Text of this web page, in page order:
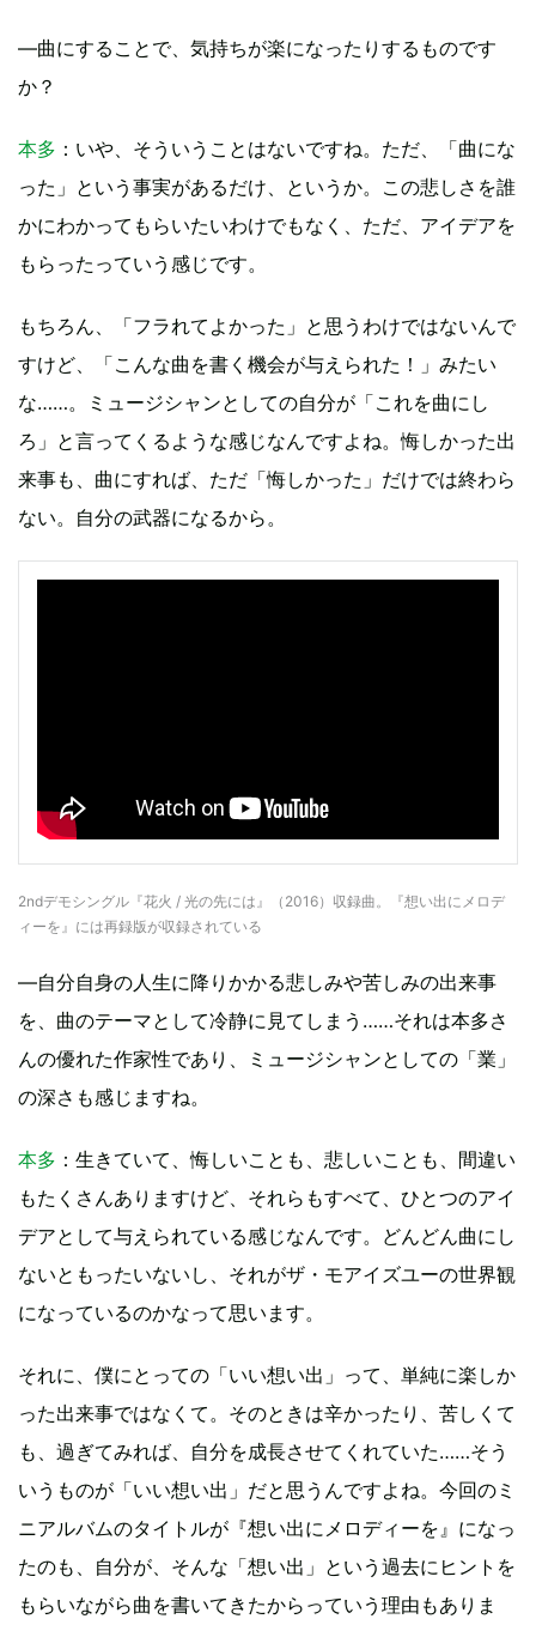
—曲にすることで、気持ちが楽になったりするものです
か？
本多 ：いや、そういうことはないですね。ただ、「曲にな
った」という事実があるだけ、というか。この悲しさを誰
かにわかってもらいたいわけでもなく、ただ、アイデアを
もらったっていう感じです。
もちろん、「フラれてよかった」と思うわけではないんで
すけど、「こんな曲を書く機会が与えられた！」みたい
な……。ミュージシャンとしての自分が「これを曲にし
ろ」と言ってくるような感じなんですよね。悔しかった出
来事も、曲にすれば、ただ「悔しかった」だけでは終わら
ない。自分の武器になるから。
2ndデモシングル『花火 / 光の先には』（2016）収録曲。『想い出にメロデ
ィーを』には再録版が収録されている
—自分自身の人生に降りかかる悲しみや苦しみの出来事
を、曲のテーマとして冷静に見てしまう……それは本多さ
んの優れた作家性であり、ミュージシャンとしての「業」
の深さも感じますね。
本多 ：生きていて、悔しいことも、悲しいことも、間違い
もたくさんありますけど、それらもすべて、ひとつのアイ
デアとして与えられている感じなんです。どんどん曲にし
ないともったいないし、それがザ・モアイズユーの世界観
になっているのかなって思います。
それに、僕にとっての「いい想い出」って、単純に楽しか
った出来事ではなくて。そのときは辛かったり、苦しくて
も、過ぎてみれば、自分を成長させてくれていた……そう
いうものが「いい想い出」だと思うんですよね。今回のミ
ニアルバムのタイトルが『想い出にメロディーを』になっ
たのも、自分が、そんな「想い出」という過去にヒントを
もらいながら曲を書いてきたからっていう理由もありま